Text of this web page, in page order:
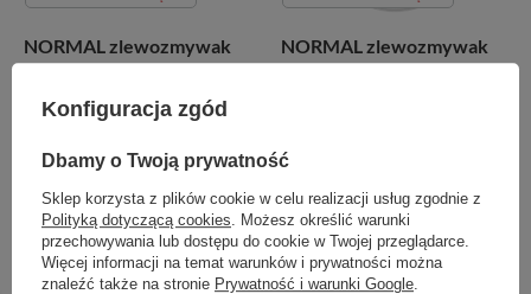
NORMAL zlewozmywak
dwukomorowy
350,03 zł / szt.
+ Dodaj do porównania
NORMAL zlewozmywak
jednokomorowy
+ Dodaj do porównania
Konfiguracja zgód
Dbamy o Twoją prywatność
Sklep korzysta z plików cookie w celu realizacji usług zgodnie z
Polityką dotyczącą cookies . Możesz określić warunki
przechowywania lub dostępu do cookie w Twojej przeglądarce.
Więcej informacji na temat warunków i prywatności można
znaleźć także na stronie Prywatność i warunki Google